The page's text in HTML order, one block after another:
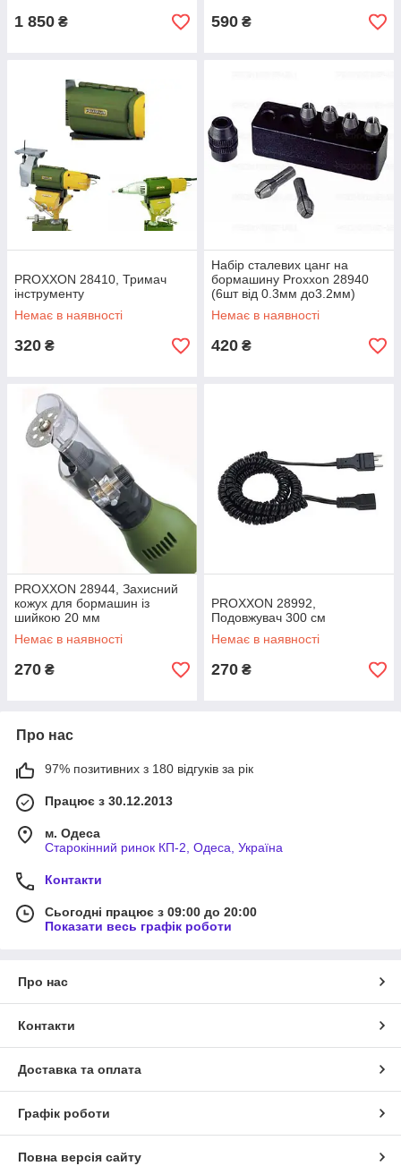
1 850 ₴ 590 ₴
PROXXON 28410, Тримач
інструменту
Немає в наявності
320 ₴
Набір сталевих цанг на
бормашину Proxxon 28940
(6шт від 0.3мм до3.2мм)
Немає в наявності
420 ₴
PROXXON 28944, Захисний
кожух для бормашин із
шийкою 20 мм
Немає в наявності
270 ₴
PROXXON 28992,
Подовжувач 300 см
Немає в наявності
270 ₴
Про нас
97% позитивних з 180 відгуків за рік
Працює з 30.12.2013
м. Одеса
Старокінний ринок КП-2, Одеса, Україна
Контакти
Сьогодні працює з 09:00 до 20:00
Показати весь графік роботи
Про нас
Контакти
Доставка та оплата
Графік роботи
Повна версія сайту